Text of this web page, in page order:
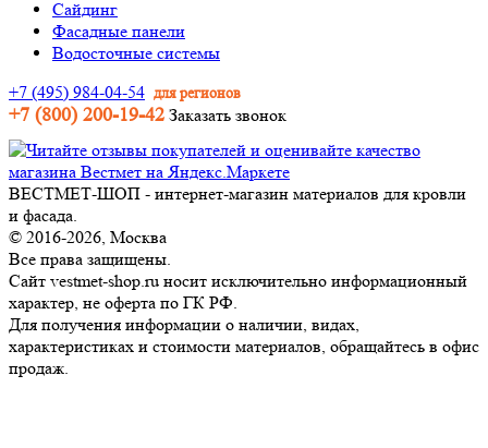
Сайдинг
Фасадные панели
Водосточные системы
+7 (495) 984-04-54 для регионов
+7 (800) 200-19-42 Заказать звонок
ВЕСТМЕТ-ШОП - интернет-магазин материалов для кровли
и фасада.
© 2016-2026, Москва
Все права защищены.
Сайт vestmet-shop.ru носит исключительно информационный
характер, не оферта по ГК РФ.
Для получения информации о наличии, видах,
характеристиках и стоимости материалов, обращайтесь в офис
продаж.